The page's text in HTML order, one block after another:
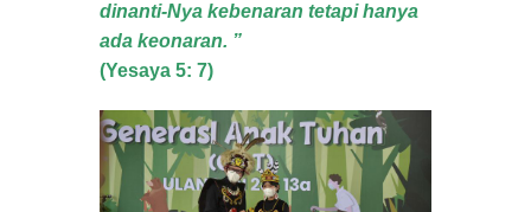
dinanti-Nya kebenaran tetapi hanya
ada keonaran. ”
(Yesaya 5: 7)